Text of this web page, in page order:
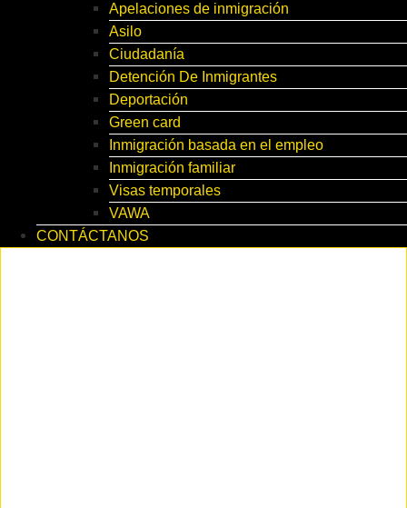
Apelaciones de inmigración
Asilo
Ciudadanía
Detención De Inmigrantes
Deportación
Green card
Inmigración basada en el empleo
Inmigración familiar
Visas temporales
VAWA
CONTÁCTANOS